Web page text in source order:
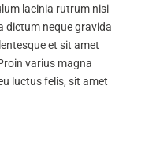
lacinia rutrum nisi
dictum neque gravida
et sit amet
varius magna
luctus felis, sit amet